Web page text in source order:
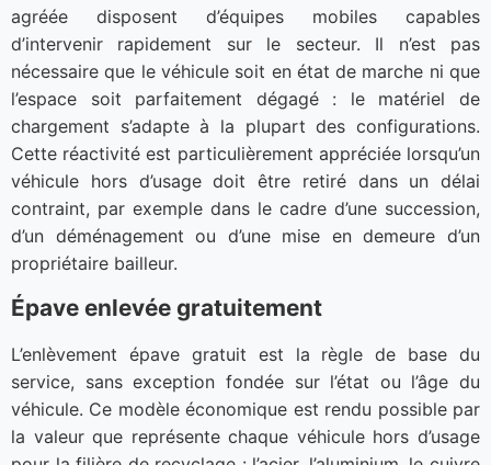
agréée disposent d’équipes mobiles capables
d’intervenir rapidement sur le secteur. Il n’est pas
nécessaire que le véhicule soit en état de marche ni que
l’espace soit parfaitement dégagé : le matériel de
chargement s’adapte à la plupart des configurations.
Cette réactivité est particulièrement appréciée lorsqu’un
véhicule hors d’usage doit être retiré dans un délai
contraint, par exemple dans le cadre d’une succession,
d’un déménagement ou d’une mise en demeure d’un
propriétaire bailleur.
Épave enlevée gratuitement
L’enlèvement épave gratuit est la règle de base du
service, sans exception fondée sur l’état ou l’âge du
véhicule. Ce modèle économique est rendu possible par
la valeur que représente chaque véhicule hors d’usage